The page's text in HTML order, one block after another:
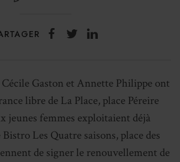
Gaston et Annette Philippe ont
libre de La Place, place Péreire
jeunes femmes exploitaient déjà
Les Quatre saisons, place des
de signer le renouvellement de